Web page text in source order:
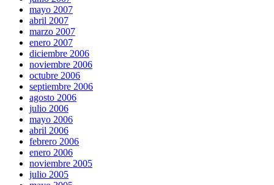
mayo 2007
abril 2007
marzo 2007
enero 2007
diciembre 2006
noviembre 2006
octubre 2006
septiembre 2006
agosto 2006
julio 2006
mayo 2006
abril 2006
febrero 2006
enero 2006
noviembre 2005
julio 2005